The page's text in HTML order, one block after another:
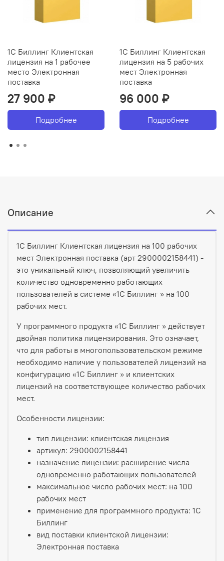
1С Биллинг Клиентская
лицензия на 1 рабочее
место Электронная
поставка
27 900 ₽
Подробнее
1С Биллинг Клиентская
лицензия на 5 рабочих
мест Электронная
поставка
96 000 ₽
Подробнее
Описание
1С Биллинг Клиентская лицензия на 100 рабочих
мест Электронная поставка (арт 2900002158441) -
это уникальный ключ, позволяющий увеличить
количество одновременно работающих
пользователей в системе «1С Биллинг » на 100
рабочих мест.
У программного продукта «1С Биллинг » действует
двойная политика лицензирования. Это означает,
что для работы в многопользовательском режиме
необходимо наличие у пользователей лицензий на
конфигурацию «1С Биллинг » и клиентских
лицензий на соответствующее количество рабочих
мест.
Особенности лицензии:
тип лицензии: клиентская лицензия
артикул: 2900002158441
назначение лицензии: расширение числа
одновременно работающих пользователей
максимальное число рабочих мест: на 100
рабочих мест
применение для программного продукта: 1С
Биллинг
вид поставки клиентской лицензии:
Электронная поставка